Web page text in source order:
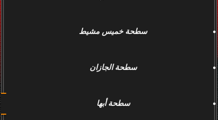
سطحة خميس مشيط
سطحة الجازان
سطحة أبها